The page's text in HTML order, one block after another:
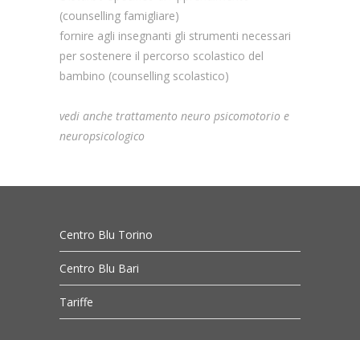
(counselling famigliare)
fornire agli insegnanti gli strumenti necessari
per sostenere il percorso scolastico del
bambino (counselling scolastico)
vedi anche trattamento neuro psicomotorio e
neuropsicologico
Centro Blu Torino
Centro Blu Bari
Tariffe